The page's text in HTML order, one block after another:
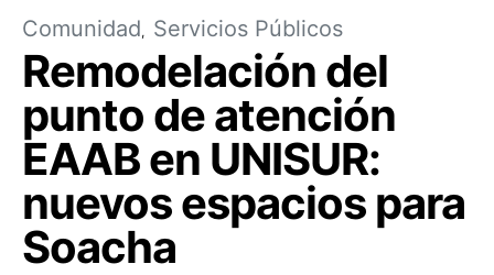
Comunidad Servicios Públicos
Remodelación del
punto de atención
EAAB en UNISUR:
nuevos espacios para
Soacha